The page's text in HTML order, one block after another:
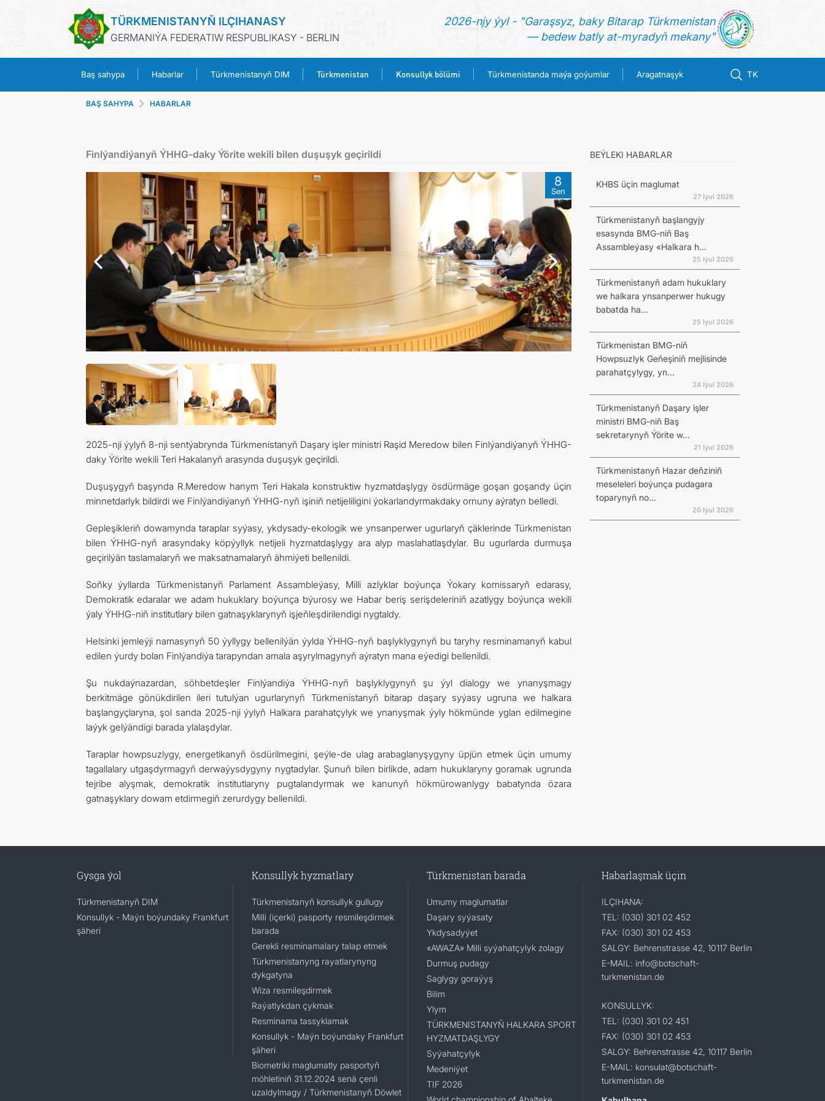
TÜRKMENISTANYŇ ILÇIHANASY
GERMANIÝA FEDERATIW RESPUBLIKASY - BERLIN
2026-njy ýyl - "Garaşsyz, baky Bitarap Türkmenistan
— bedew batly at-myradyň mekany"
Baş sahypa Habarlar Türkmenistanyň DIM Türkmenistan Konsullyk bölümi Türkmenistanda maýa goýumlar Aragatnaşyk TK
TÜRKMENISTANYŇ DIM
TÜRKMENISTAN
KONSULLYK BÖLÜMI
TÜRKMENISTANDA MAÝA GOÝUMLAR
BAŞ SAHYPA HABARLAR
Finlýandiýanyň ÝHHG-daky Ýörite wekili bilen duşuşyk geçirildi
8
Sen
2025-nji ýylyň 8-nji sentýabrynda Türkmenistanyň Daşary işler ministri Raşid Meredow bilen Finlýandiýanyň ÝHHG-
daky Ýörite wekili Teri Hakalanyň arasynda duşuşyk geçirildi.
Duşuşygyň başynda R.Meredow hanym Teri Hakala konstruktiw hyzmatdaşlygy ösdürmäge goşan goşandy üçin
minnetdarlyk bildirdi we Finlýandiýanyň ÝHHG-nyň işiniň netijeliligini ýokarlandyrmakdaky ornuny aýratyn belledi.
Gepleşikleriň dowamynda taraplar syýasy, ykdysady-ekologik we ynsanperwer ugurlaryň çäklerinde Türkmenistan
bilen ÝHHG-nyň arasyndaky köpýyllyk netijeli hyzmatdaşlygy ara alyp maslahatlaşdylar. Bu ugurlarda durmuşa
geçirilýän taslamalaryň we maksatnamalaryň ähmiýeti bellenildi.
Soňky ýyllarda Türkmenistanyň Parlament Assambleýasy, Milli azlyklar boýunça Ýokary komissaryň edarasy,
Demokratik edaralar we adam hukuklary boýunça býurosy we Habar beriş serişdeleriniň azatlygy boýunça wekili
ýaly ÝHHG-niň institutlary bilen gatnaşyklarynyň işjeňleşdirilendigi nygtaldy.
Helsinki jemleýji namasynyň 50 ýyllygy bellenilýän ýylda ÝHHG-nyň başlyklygynyň bu taryhy resminamanyň kabul
edilen ýurdy bolan Finlýandiýa tarapyndan amala aşyrylmagynyň aýratyn mana eýedigi bellenildi.
Şu nukdaýnazardan, söhbetdeşler Finlýandiýa ÝHHG-nyň başlyklygynyň şu ýyl dialogy we ynanyşmagy
berkitmäge gönükdirilen ileri tutulýan ugurlarynyň Türkmenistanyň bitarap daşary syýasy ugruna we halkara
başlangyçlaryna, şol sanda 2025-nji ýylyň Halkara parahatçylyk we ynanyşmak ýyly hökmünde yglan edilmegine
laýyk gelýändigi barada ylalaşdylar.
Taraplar howpsuzlygy, energetikanyň ösdürilmegini, şeýle-de ulag arabaglanyşygyny üpjün etmek üçin umumy
tagallalary utgaşdyrmagyň derwaýysdygyny nygtadylar. Şunuň bilen birlikde, adam hukuklaryny goramak ugrunda
tejribe alyşmak, demokratik institutlaryny pugtalandyrmak we kanunyň hökmürowanlygy babatynda özara
gatnaşyklary dowam etdirmegiň zerurdygy bellenildi.
BEÝLEKI HABARLAR
KHBS üçin maglumat
27 Iýul 2026
Türkmenistanyň başlangyjy
esasynda BMG-niň Baş
Assambleýasy «Halkara h...
25 Iýul 2026
Türkmenistanyň adam hukuklary
we halkara ynsanperwer hukugy
babatda ha...
25 Iýul 2026
Türkmenistan BMG-niň
Howpsuzlyk Geňeşiniň mejlisinde
parahatçylygy, yn...
24 Iýul 2026
Türkmenistanyň Daşary işler
ministri BMG-niň Baş
sekretarynyň Ýörite w...
21 Iýul 2026
Türkmenistanyň Hazar deňziniň
meseleleri boýunça pudagara
toparynyň no...
20 Iýul 2026
Gysga ýol
Türkmenistanyň DIM
Konsullyk - Maýn boýundaky Frankfurt
şäheri
Konsullyk hyzmatlary
Türkmenistanyň konsullyk gullugy
Milli (içerki) pasporty resmileşdirmek
barada
Gerekli resminamalary talap etmek
Türkmenistanyng rayatlarynyng
dykgatyna
Wiza resmileşdirmek
Raýatlykdan çykmak
Resminama tassyklamak
Konsullyk - Maýn boýundaky Frankfurt
şäheri
Biometriki maglumatly pasportyň
möhletiniň 31.12.2024 senä çenli
uzaldylmagy / Türkmenistanyň Döwlet
Türkmenistan barada
Umumy maglumatlar
Daşary syýasaty
Ykdysadyýet
«AWAZA» Milli syýahatçylyk zolagy
Durmuş pudagy
Saglygy goraýyş
Bilim
Ylym
TÜRKMENISTANYŇ HALKARA SPORT
HYZMATDAŞLYGY
Syýahatçylyk
Medeniýet
TIF 2026
Habarlaşmak üçin
ILÇIHANA:
TEL: (030) 301 02 452
FAX: (030) 301 02 453
SALGY: Behrenstrasse 42, 10117 Berlin
E-MAIL: info@botschaft-
turkmenistan.de
KONSULLYK:
TEL: (030) 301 02 451
FAX: (030) 301 02 453
SALGY: Behrenstrasse 42, 10117 Berlin
E-MAIL: konsulat@botschaft-
turkmenistan.de